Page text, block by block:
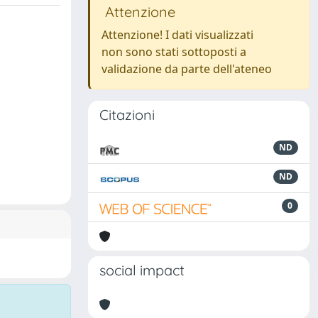
Attenzione
Attenzione! I dati visualizzati
non sono stati sottoposti a
validazione da parte dell'ateneo
Citazioni
ND
ND
0
social impact